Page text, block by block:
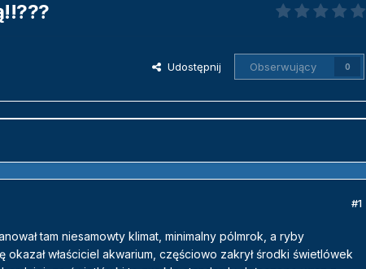
Udostępnij Obserwujący 0
#1
tam niesamowty klimat, minimalny pólmrok, a ryby
właściciel akwarium, częściowo zakrył środki świetlówek